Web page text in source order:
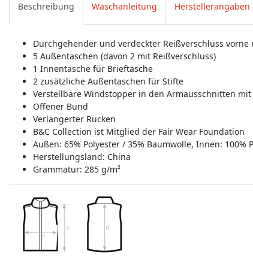
Beschreibung Waschanleitung Herstellerangaben
Durchgehender und verdeckter Reißverschluss vorne
5 Außentaschen (davon 2 mit Reißverschluss)
1 Innentasche für Brieftasche
2 zusätzliche Außentaschen für Stifte
Verstellbare Windstopper in den Armausschnitten
Offener Bund
Verlängerter Rücken
B&C Collection ist Mitglied der Fair Wear Foundation
Außen: 65% Polyester / 35% Baumwolle, Innen: 100%
Herstellungsland: China
Grammatur: 285 g/m²